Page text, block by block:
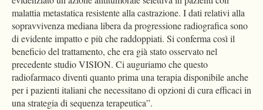
malattia metastatica resistente alla castrazione. I dati relativi alla
sopravvivenza mediana libera da progressione radiografica sono
di evidente impatto e più che raddoppiati. Si conferma così il
beneficio del trattamento, che era già stato osservato nel
precedente studio VISION. Ci auguriamo che questo
radiofarmaco diventi quanto prima una terapia disponibile anche
per i pazienti italiani che necessitano di opzioni di cura efficaci in
una strategia di sequenza terapeutica”.